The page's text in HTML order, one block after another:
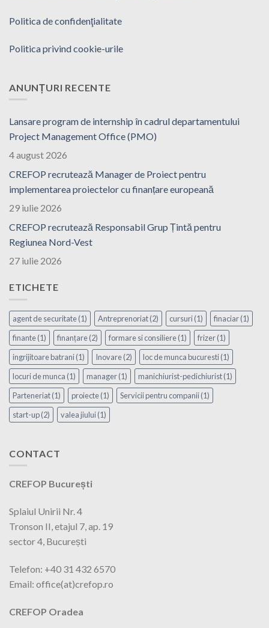
Politica de confidenţialitate
Politica privind cookie-urile
ANUNȚURI RECENTE
Lansare program de internship în cadrul departamentului
Project Management Office (PMO)
4 august 2026
CREFOP recrutează Manager de Proiect pentru
implementarea proiectelor cu finanțare europeană
29 iulie 2026
CREFOP recrutează Responsabil Grup Țintă pentru
Regiunea Nord-Vest
27 iulie 2026
ETICHETE
agent de securitate(1) Antreprenoriat(2) cursuri(1) finaciar(1)
finante(1) finanțare(2) formare si consiliere(1) frizer(1)
ingrijitoare batrani(1) Inovare(2) loc de munca bucuresti(1)
locuri de munca (1) manager(1) manichiurist-pedichiurist(1)
Parteneriat(1) proiecte(1) Servicii pentru companii(1)
start-up(2) valea jiului(1)
CONTACT
CREFOP București
Splaiul Unirii Nr. 4
Tronson II, etajul 7, ap. 19
sector 4, București
Telefon: +40 31 432 6570
Email: office(at)crefop.ro
CREFOP Oradea